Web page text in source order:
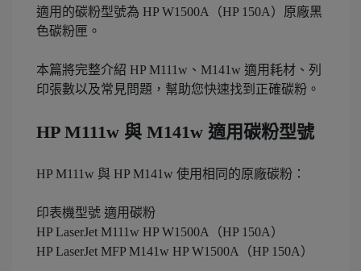
適用的碳粉型號為 HP W1500A（HP 150A）原廠黑
色碳粉匣。
本篇將完整介紹 HP M111w、M141w 適用耗材、列
印張數以及常見問題，幫助您快速找到正確碳粉。
HP M111w 與 M141w 適用碳粉型號
HP M111w 與 HP M141w 使用相同的原廠碳粉：
印表機型號 適用碳粉
HP LaserJet M111w HP W1500A（HP 150A）
HP LaserJet MFP M141w HP W1500A（HP 150A）